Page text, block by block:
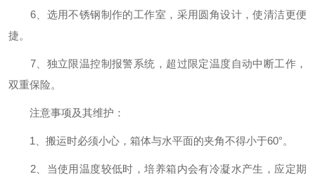
6、选用不锈钢制作的工作室，采用圆角设计，使清洁更便
捷。
7、独立限温控制报警系统，超过限定温度自动中断工作，
双重保险。
注意事项及其维护：
1、搬运时必须小心，箱体与水平面的夹角不得小于60°。
2、当使用温度较低时，培养箱内会有冷凝水产生，应定期